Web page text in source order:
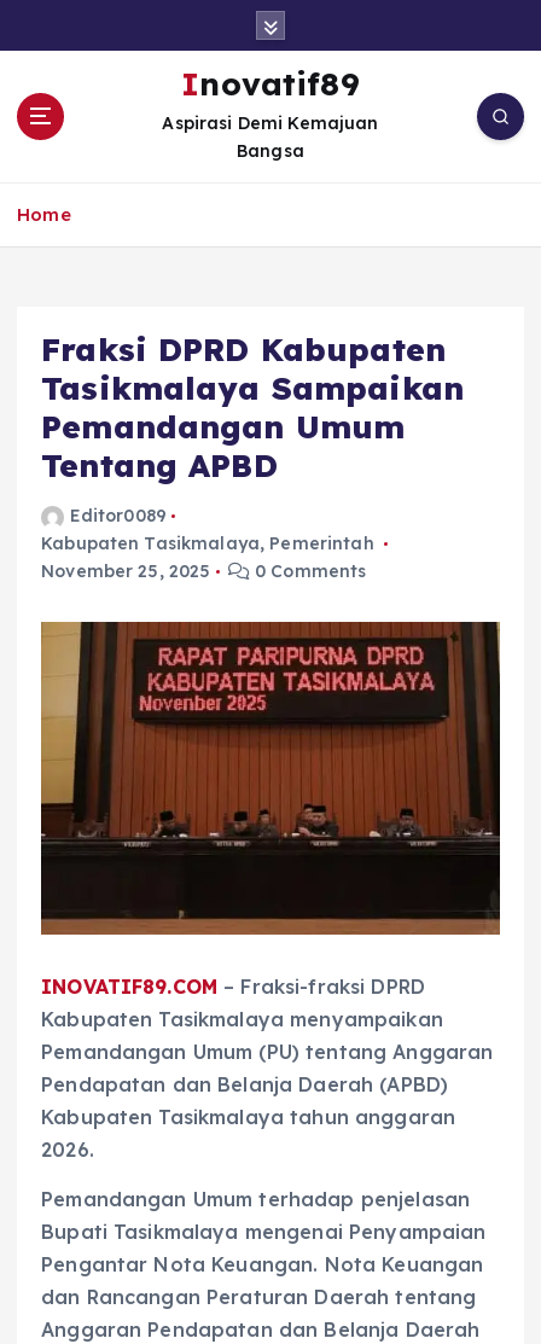
Inovatif89
Aspirasi Demi Kemajuan
Bangsa
Home
Fraksi DPRD Kabupaten
Tasikmalaya Sampaikan
Pemandangan Umum
Tentang APBD
Editor0089
Kabupaten Tasikmalaya, Pemerintah
November 25, 2025
0 Comments
INOVATIF89.COM – Fraksi-fraksi DPRD
Kabupaten Tasikmalaya menyampaikan
Pemandangan Umum (PU) tentang Anggaran
Pendapatan dan Belanja Daerah (APBD)
Kabupaten Tasikmalaya tahun anggaran
2026.
Pemandangan Umum terhadap penjelasan
Bupati Tasikmalaya mengenai Penyampaian
Pengantar Nota Keuangan. Nota Keuangan
dan Rancangan Peraturan Daerah tentang
Anggaran Pendapatan dan Belanja Daerah